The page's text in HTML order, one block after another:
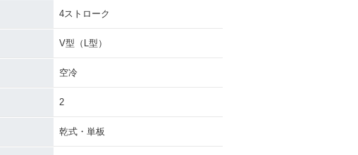
4ストローク
V型（L型）
空冷
2
乾式・単板